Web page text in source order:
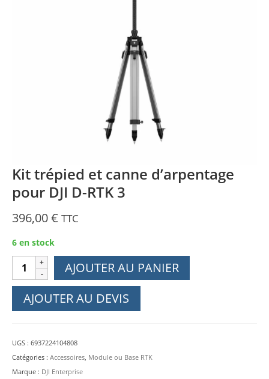
Kit trépied et canne d’arpentage
pour DJI D-RTK 3
396,00€ TTC
6 en stock
quantité
de
trépied
d'arpentage
pour
AJOUTER AU PANIER
AJOUTER AU DEVIS
UGS : 6937224104808
Catégories : Accessoires, Module ou Base RTK
Marque : DJI Enterprise